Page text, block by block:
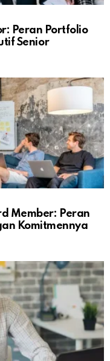
Peran Portfolio
Senior
Member: Peran
Komitmennya